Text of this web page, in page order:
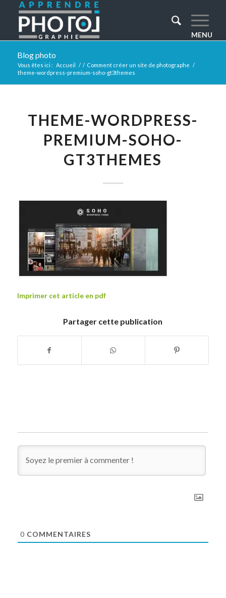
Blog photo
Vous êtes ici : Accueil / / Comment créer un site de photographe /
theme-wordpress-premium-soho-gt3themes
THEME-WORDPRESS-
PREMIUM-SOHO-
GT3THEMES
Imprimer cet article en pdf
Partager cette publication
0 COMMENTAIRES